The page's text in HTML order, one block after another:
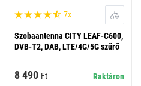
7x
Szobaantenna CITY LEAF-C600,
DVB-T2, DAB, LTE/4G/5G szűrő
8 490 Ft Raktáron